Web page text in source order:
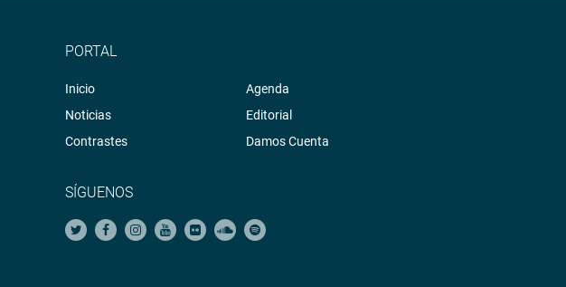
PORTAL
Inicio
Noticias
Contrastes
Agenda
Editorial
Damos Cuenta
SÍGUENOS